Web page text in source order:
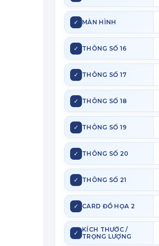
✓ MÀN HÌNH
✓ THÔNG SỐ 16
✓ THÔNG SỐ 17
✓ THÔNG SỐ 18
✓ THÔNG SỐ 19
✓ THÔNG SỐ 20
✓ THÔNG SỐ 21
✓ CARD ĐỒ HỌA 2
✓
KÍCH THƯỚC /
TRỌNG LƯỢNG